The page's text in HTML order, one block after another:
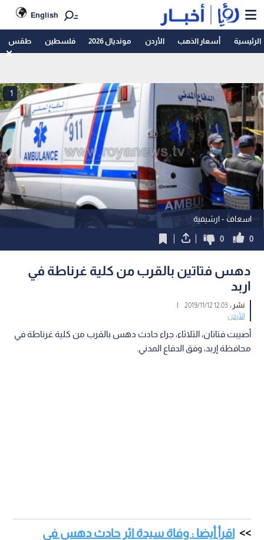
English
الرئيسية أسعار الذهب الأردن مونديال 2026 فلسطين طقس
اسعاف - ارشيفية
1
0
0
دهس فتاتين بالقرب من كلية غرناطة في
اربد
نشر :12:03 2019/11/12
|
الأردن
أصيبت فتاتان، الثلاثاء، جراء حادث دهس بالقرب من كلية غرناطة في
محافظة إربد، وفق الدفاع المدني.
اقرأ أيضا : وفاة سيدة اثر حادث دهس في